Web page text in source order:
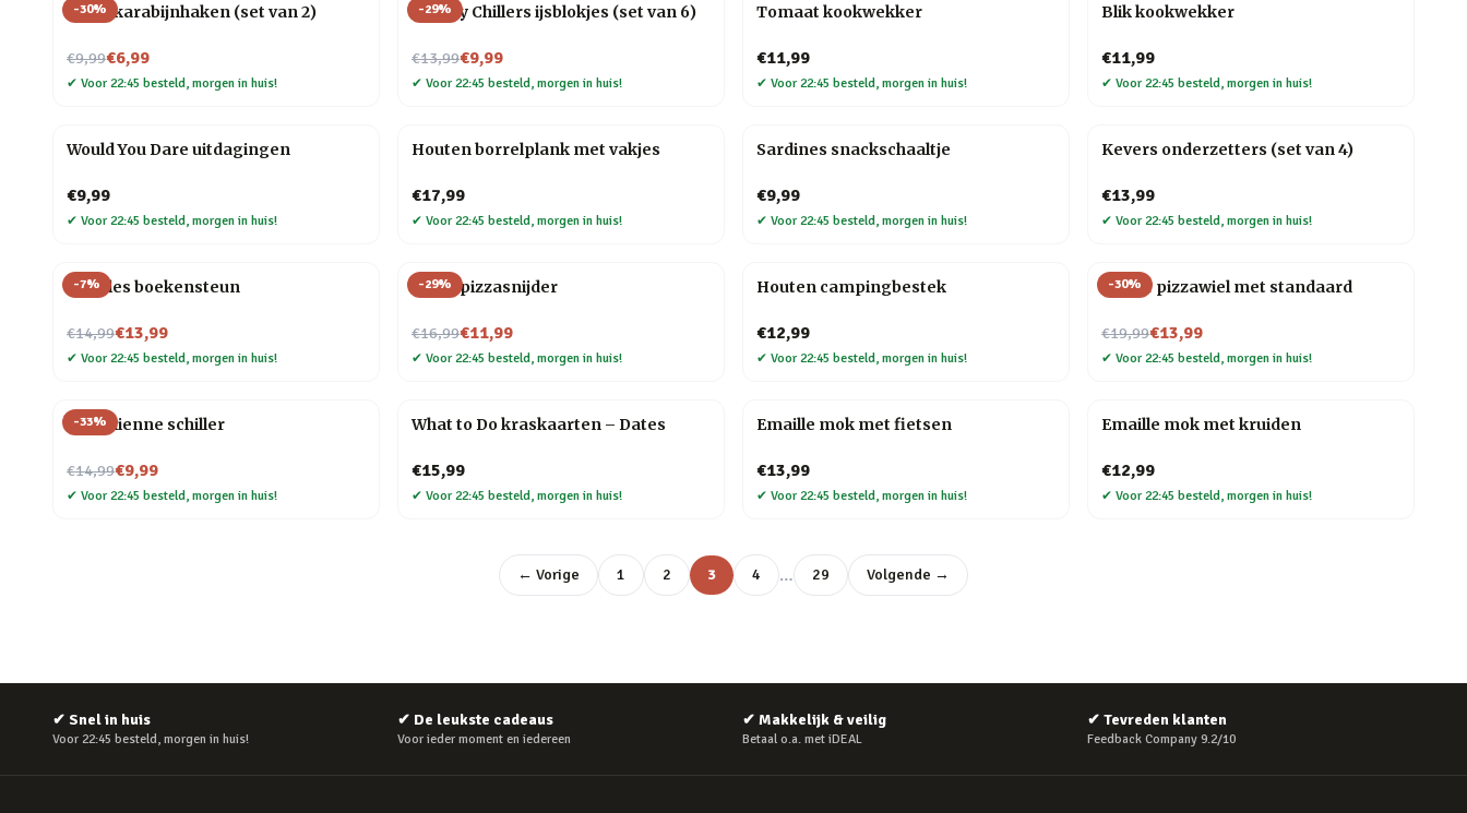
-30%
Hond karabijnhaken (set van 2)
€9,99
Nu voor€6,99
✔ Voor 22:45 besteld, morgen in huis!
-29%
Whisky Chillers ijsblokjes (set van 6)
€13,99
Nu voor€9,99
✔ Voor 22:45 besteld, morgen in huis!
Tomaat kookwekker
€11,99
✔ Voor 22:45 besteld, morgen in huis!
Blik kookwekker
€11,99
✔ Voor 22:45 besteld, morgen in huis!
Would You Dare uitdagingen
€9,99
✔ Voor 22:45 besteld, morgen in huis!
Houten borrelplank met vakjes
€17,99
✔ Voor 22:45 besteld, morgen in huis!
Sardines snackschaaltje
€9,99
✔ Voor 22:45 besteld, morgen in huis!
Kevers onderzetters (set van 4)
€13,99
✔ Voor 22:45 besteld, morgen in huis!
-7%
Noodles boekensteun
€14,99
Nu voor€13,99
✔ Voor 22:45 besteld, morgen in huis!
-29%
Elpee pizzasnijder
€16,99
Nu voor€11,99
✔ Voor 22:45 besteld, morgen in huis!
Houten campingbestek
€12,99
✔ Voor 22:45 besteld, morgen in huis!
-30%
Gitaar pizzawiel met standaard
€19,99
Nu voor€13,99
✔ Voor 22:45 besteld, morgen in huis!
-33%
Kat Julienne schiller
€14,99
Nu voor€9,99
✔ Voor 22:45 besteld, morgen in huis!
What to Do kraskaarten – Dates
€15,99
✔ Voor 22:45 besteld, morgen in huis!
Emaille mok met fietsen
€13,99
✔ Voor 22:45 besteld, morgen in huis!
Emaille mok met kruiden
€12,99
✔ Voor 22:45 besteld, morgen in huis!
← Vorige 1 2 3 4 … 29 Volgende →
✔ Snel in huis
Voor 22:45 besteld, morgen in huis!
✔ De leukste cadeaus
Voor ieder moment en iedereen
✔ Makkelijk & veilig
Betaal o.a. met iDEAL
✔ Tevreden klanten
Feedback Company 9.2/10